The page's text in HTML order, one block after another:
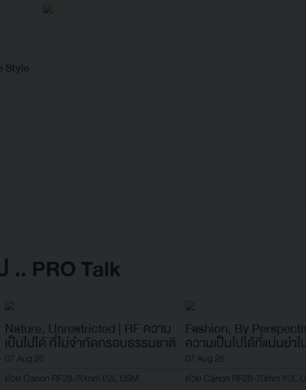
Style
.. PRO Talk
Nature, Unrestricted | RF ความ
เป็นไปได้ ที่ไม่จำกัดกรอบธรรมชาติ
07 Aug 26
ด้วย Canon RF28-70mm f/2L USM
Fashion, By Perspective |
ความเป็นไปได้ที่แม่นยำ
07 Aug 26
ด้วย Canon RF28-70mm f/2L